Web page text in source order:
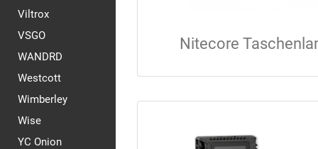
Viltrox
VSGO
WANDRD
Westcott
Wimberley
Wise
YC Onion
Nitecore